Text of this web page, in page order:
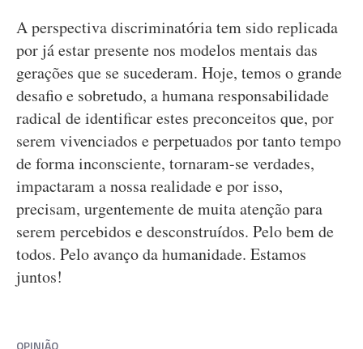
A perspectiva discriminatória tem sido replicada
por já estar presente nos modelos mentais das
gerações que se sucederam. Hoje, temos o grande
desafio e sobretudo, a humana responsabilidade
radical de identificar estes preconceitos que, por
serem vivenciados e perpetuados por tanto tempo
de forma inconsciente, tornaram-se verdades,
impactaram a nossa realidade e por isso,
precisam, urgentemente de muita atenção para
serem percebidos e desconstruídos. Pelo bem de
todos. Pelo avanço da humanidade. Estamos
juntos!
OPINIÃO